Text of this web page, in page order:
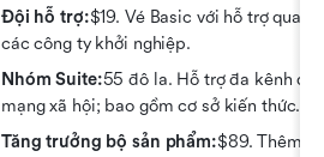
Đội hỗ trợ:$19. Vé Basic với hỗ trợ qua
các công ty khởi nghiệp.
Nhóm Suite:55 đô la. Hỗ trợ đa kênh
mạng xã hội; bao gồm cơ sở kiến thức.
Tăng trưởng bộ sản phẩm:$89. Thêm